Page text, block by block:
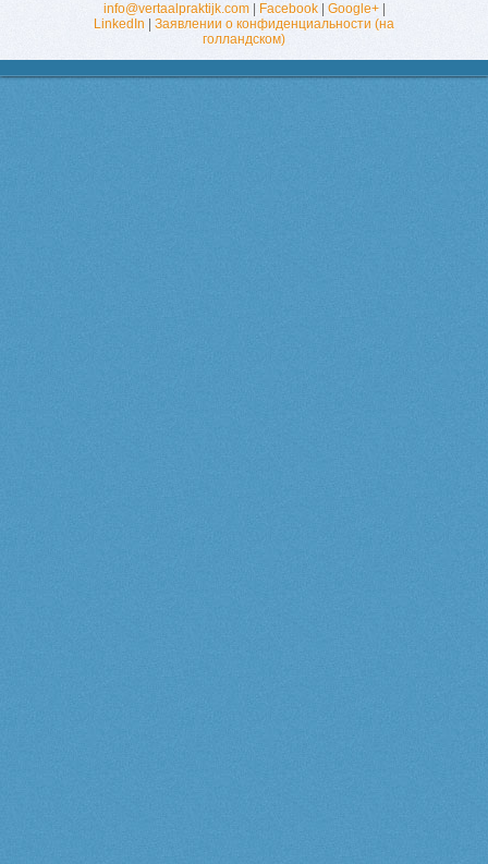
info@vertaalpraktijk.com| Facebook| Google+|
LinkedIn
Заявлении о конфиденциальности (на
голландском)